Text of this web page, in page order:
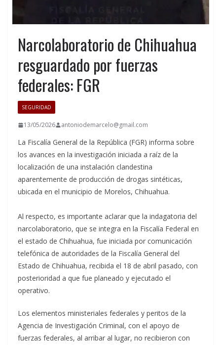
Narcolaboratorio de Chihuahua
resguardado por fuerzas
federales: FGR
SEGURIDAD
13/05/2026 antoniodemarcelo@gmail.com
La Fiscalía General de la República (FGR) informa sobre
los avances en la investigación iniciada a raíz de la
localización de una instalación clandestina
aparentemente de producción de drogas sintéticas,
ubicada en el municipio de Morelos, Chihuahua.
Al respecto, es importante aclarar que la indagatoria del
narcolaboratorio, que se integra en la Fiscalía Federal en
el estado de Chihuahua, fue iniciada por comunicación
telefónica de autoridades de la Fiscalía General del
Estado de Chihuahua, recibida el 18 de abril pasado, con
posterioridad a que fue planeado y ejecutado el
operativo.
Los elementos ministeriales federales y peritos de la
Agencia de Investigación Criminal, con el apoyo de
fuerzas federales, al arribar al lugar, no recibieron con